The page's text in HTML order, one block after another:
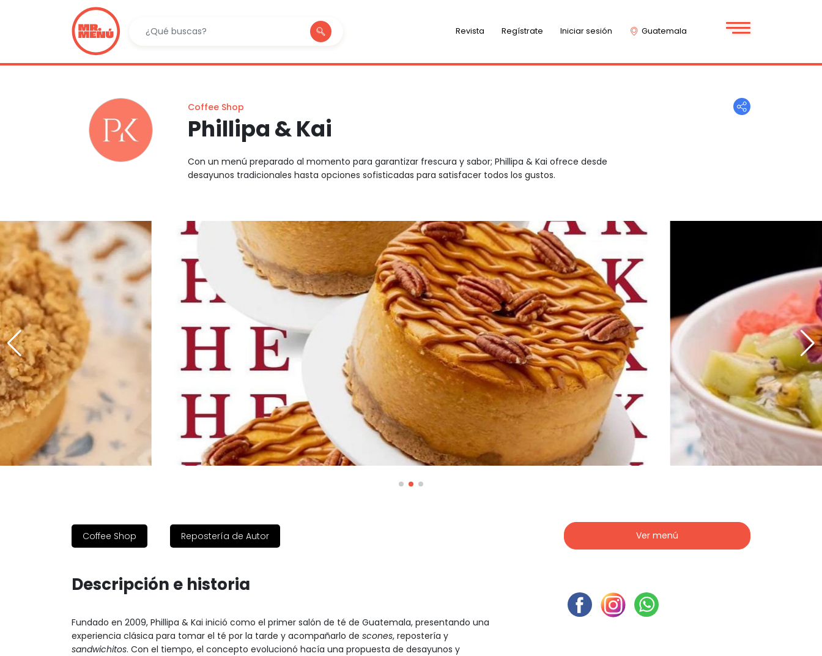
Revista Regístrate Iniciar sesión Guatemala
Coffee Shop
Phillipa & Kai
Con un menú preparado al momento para garantizar frescura y sabor; Phillipa & Kai ofrece desde
desayunos tradicionales hasta opciones sofisticadas para satisfacer todos los gustos.
Coffee Shop Repostería de Autor
Descripción e historia
Fundado en 2009, Phillipa & Kai inició como el primer salón de té de Guatemala, presentando una
experiencia clásica para tomar el té por la tarde y acompañarlo de scones, repostería y
sandwichitos. Con el tiempo, el concepto evolucionó hacía una propuesta de desayunos y
Ver menú